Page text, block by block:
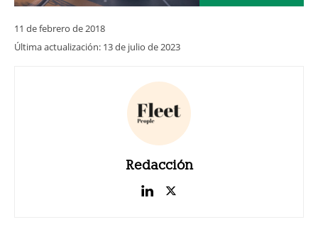
11 de febrero de 2018
Última actualización: 13 de julio de 2023
Redacción